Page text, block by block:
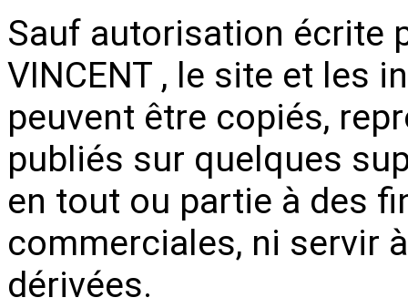
Sauf autorisation écrite
VINCENT , le site et les
peuvent être copiés,
publiés sur quelques
en tout ou partie à des
commerciales, ni servir
dérivées.